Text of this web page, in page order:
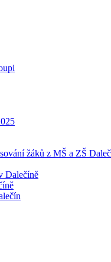
žáků z MŠ a ZŠ
Dalečíně